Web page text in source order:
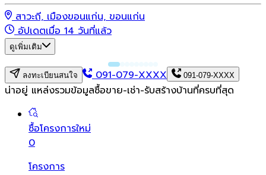
สาวะถี, เมืองขอนแก่น, ขอนแก่น
อัปเดตเมื่อ 14 วันที่แล้ว
ดูเพิ่มเติม
ลงทะเบียนสนใจ 091-079-XXXX 091-079-XXXX
น่าอยู่ แหล่งรวมข้อมูลซื้อขาย-เช่า-รับสร้างบ้านที่ครบที่สุด
ซื้อโครงการใหม่
0
โครงการ